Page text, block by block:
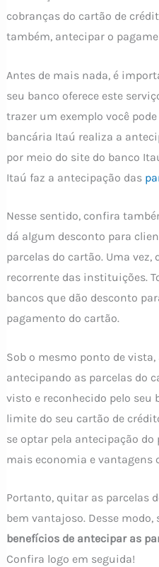
cobranças do cartão de
também, antecipar o
Antes de mais nada, é
seu banco oferece este
trazer um exemplo você
bancária Itaú realiza a
por meio do site do banco
Itaú faz a antecipação das
Nesse sentido, confira
dá algum desconto para
parcelas do cartão. Uma
recorrente das instituições.
bancos que dão desconto
pagamento do cartão.
Sob o mesmo ponto de
antecipando as parcelas do
visto e reconhecido pelo seu
limite do seu cartão de
se optar pela antecipação
mais economia e vantagens
Portanto, quitar as parcelas
bem vantajoso. Desse
benefícios de antecipar as
Confira logo em seguida!